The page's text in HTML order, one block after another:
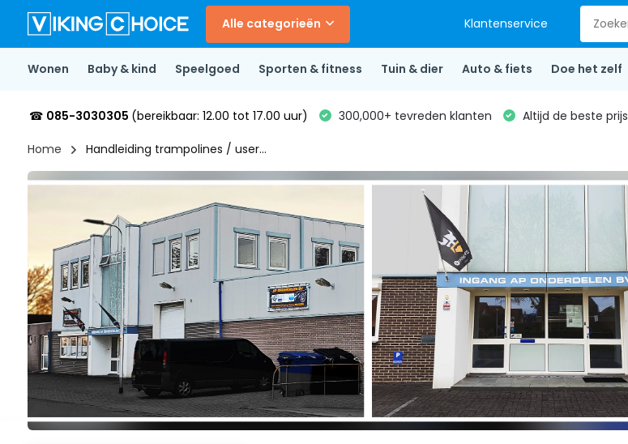
Alle categorieën Klantenservice
Wonen Baby & kind Speelgoed Sporten & fitness Tuin & dier Auto & fiets Doe het zelf
☎ 085-3030305 (bereikbaar: 12.00 tot 17.00 uur) 300,000+ tevreden klanten Altijd de beste prijs
Home Handleiding trampolines / user...